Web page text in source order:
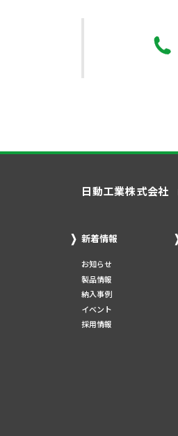
日動工業株式会社
新着情報
お知らせ
製品情報
納入事例
イベント
採用情報